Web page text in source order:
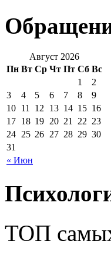
Август 2026
Пн Вт Ср Чт Пт Сб Вс
« Июн
1
2
3
4 5 6 7 8
9
10 11 12 13 14 15 16
17 18 19 20 21 22 23
24 25 26 27 28 29 30
31
ТОП